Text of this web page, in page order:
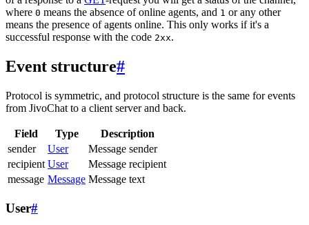
where 0 means the absence of online agents, and 1 or any other
means the presence of agents online. This only works if it's a
successful response with the code 2xx.
Event structure#
Protocol is symmetric, and protocol structure is the same for events
from JivoChat to a client server and back.
Field Type
Description
sender
User
Message sender
recipient User
Message recipient
message Message Message text
User#